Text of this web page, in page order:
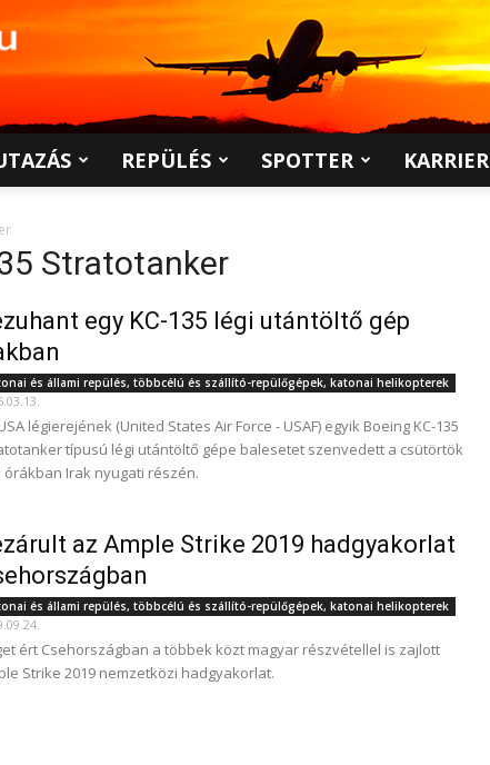
REPÜLÉS SPOTTER KARRIER
Stratotanker
egy KC-135 légi utántöltő gép
és állami repülés, többcélú és szállító-repülőgépek, katonai helikopterek
légierejének (United States Air Force - USAF) egyik Boeing KC-135
típusú légi utántöltő gépe balesetet szenvedett a csütörtök
órákban Irak nyugati részén.
az Ample Strike 2019 hadgyakorlat
és állami repülés, többcélú és szállító-repülőgépek, katonai helikopterek
ért Csehországban a többek közt magyar részvétellel is zajlott
Strike 2019 nemzetközi hadgyakorlat.